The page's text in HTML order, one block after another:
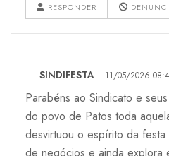
RESPONDER
SINDIFESTA 11/05/2026
Parabéns ao Sindicato e
do povo de Patos toda
desvirtuou o espírito da
de negócios e ainda explora